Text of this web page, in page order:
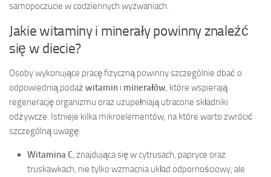
samopoczucie w codziennych wyzwaniach.
Jakie witaminy i minerały powinny znaleźć
się w diecie?
Osoby wykonujące pracę fizyczną powinny szczególnie dbać o
odpowiednią podaż witamin i minerałów, które wspierają
regenerację organizmu oraz uzupełniają utracone składniki
odżywcze. Istnieje kilka mikroelementów, na które warto zwrócić
szczególną uwagę:
Witamina C, znajdująca się w cytrusach, papryce oraz
truskawkach, nie tylko wzmacnia układ odpornościowy, ale